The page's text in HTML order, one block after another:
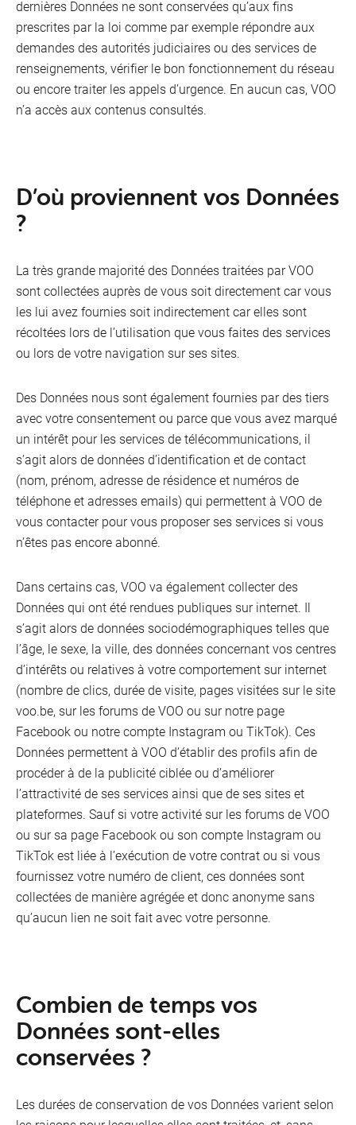
dernières Données ne sont conservées qu’aux fins
prescrites par la loi comme par exemple répondre aux
demandes des autorités judiciaires ou des services de
renseignements, vérifier le bon fonctionnement du réseau
ou encore traiter les appels d’urgence. En aucun cas, VOO
n’a accès aux contenus consultés.
D’où proviennent vos Données
?
La très grande majorité des Données traitées par VOO
sont collectées auprès de vous soit directement car vous
les lui avez fournies soit indirectement car elles sont
récoltées lors de l’utilisation que vous faites des services
ou lors de votre navigation sur ses sites.
Des Données nous sont également fournies par des tiers
avec votre consentement ou parce que vous avez marqué
un intérêt pour les services de télécommunications, il
s’agit alors de données d’identification et de contact
(nom, prénom, adresse de résidence et numéros de
téléphone et adresses emails) qui permettent à VOO de
vous contacter pour vous proposer ses services si vous
n’êtes pas encore abonné.
Dans certains cas, VOO va également collecter des
Données qui ont été rendues publiques sur internet. Il
s’agit alors de données sociodémographiques telles que
l’âge, le sexe, la ville, des données concernant vos centres
d’intérêts ou relatives à votre comportement sur internet
(nombre de clics, durée de visite, pages visitées sur le site
voo.be, sur les forums de VOO ou sur notre page
Facebook ou notre compte Instagram ou TikTok). Ces
Données permettent à VOO d’établir des profils afin de
procéder à de la publicité ciblée ou d’améliorer
l’attractivité de ses services ainsi que de ses sites et
plateformes. Sauf si votre activité sur les forums de VOO
ou sur sa page Facebook ou son compte Instagram ou
TikTok est liée à l’exécution de votre contrat ou si vous
fournissez votre numéro de client, ces données sont
collectées de manière agrégée et donc anonyme sans
qu’aucun lien ne soit fait avec votre personne.
Combien de temps vos
Données sont-elles
conservées ?
Les durées de conservation de vos Données varient selon